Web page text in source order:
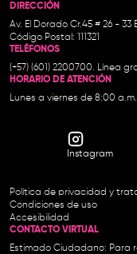
DIRECCIÓN
Av. El Dorado Cr.45 # 26 -
Código Postal: 111321
TELÉFONOS
(+57) (601) 2200700. Línea
HORARIO DE ATENCIÓN
Lunes a viernes de 8:00
Instagram
Política de privacidad y
Condiciones de uso
Accesibilidad
CONTACTO VIRTUAL
Estimado Ciudadano: Para